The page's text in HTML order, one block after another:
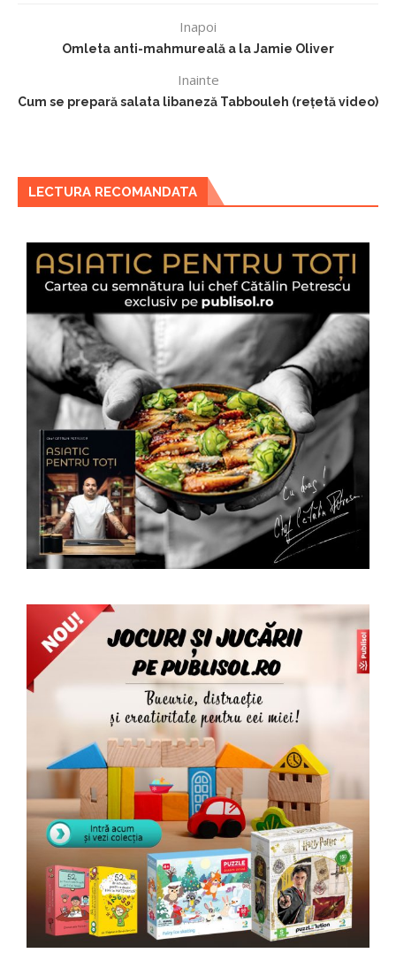
Inapoi
Omleta anti-mahmureală a la Jamie Oliver
Inainte
Cum se prepară salata libaneză Tabbouleh (rețetă video)
LECTURA RECOMANDATA